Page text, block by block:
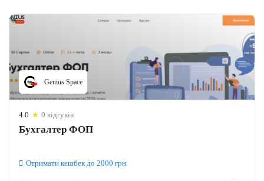
Genius Space
4.0 ★ 0 відгуків
Бухгалтер ФОП
Отримати кешбекдо 2000 грн.